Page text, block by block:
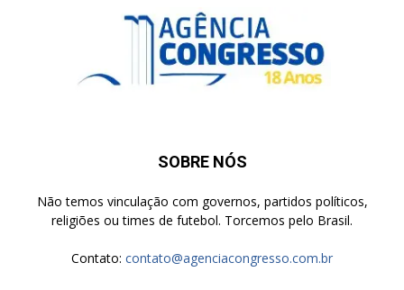
SOBRE NÓS
Não temos vinculação com governos, partidos políticos,
religiões ou times de futebol. Torcemos pelo Brasil.
Contato: contato@agenciacongresso.com.br